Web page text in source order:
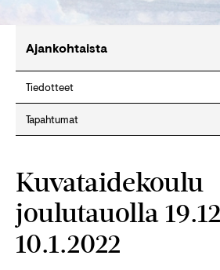
Ajankohtaista
Tiedotteet
Tapahtumat
Kuvataidekoulu
joulutauolla
10.1.2022